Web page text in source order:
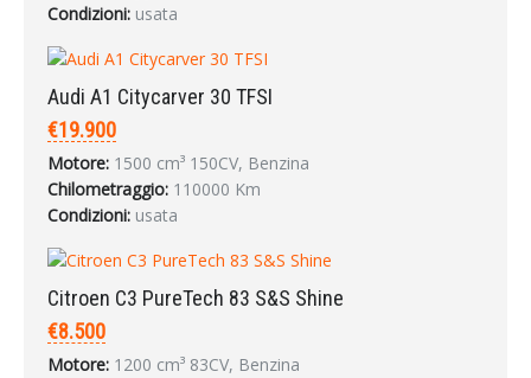
Condizioni: usata
Audi A1 Citycarver 30 TFSI
€19.900
Motore: 1500 cm³ 150CV, Benzina
Chilometraggio: 110000 Km
Condizioni: usata
Citroen C3 PureTech 83 S&S Shine
€8.500
Motore: 1200 cm³ 83CV, Benzina